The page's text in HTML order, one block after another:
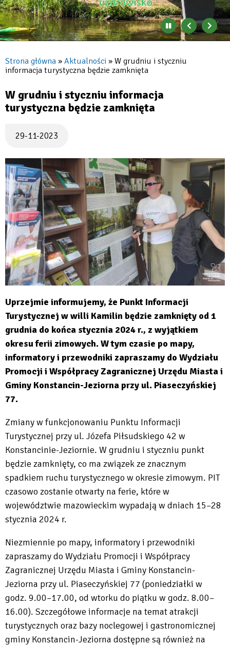
Zatrzymaj
automatyczne
się
banerów
Poprzedni
bannerbaner
Ścieżka
Strona główna Aktualności
W grudniu i styczniu
informacja turystyczna będzie zamknięta
W grudniu i styczniu informacja
turystyczna będzie zamknięta
29-11-2023
Uprzejmie informujemy, że Punkt Informacji
Turystycznej w willi Kamilin będzie zamknięty od 1
grudnia do końca stycznia 2024 r., z wyjątkiem
okresu ferii zimowych. W tym czasie po mapy,
informatory i przewodniki zapraszamy do Wydziału
Promocji i Współpracy Zagranicznej Urzędu Miasta i
Gminy Konstancin-Jeziorna przy ul. Piaseczyńskiej
77.
Zmiany w funkcjonowaniu Punktu Informacji
Turystycznej przy ul. Józefa Piłsudskiego 42 w
Konstancinie-Jeziornie. W grudniu i styczniu punkt
będzie zamknięty, co ma związek ze znacznym
spadkiem ruchu turystycznego w okresie zimowym. PIT
czasowo zostanie otwarty na ferie, które w
województwie mazowieckim wypadają w dniach 15–28
stycznia 2024 r.
Niezmiennie po mapy, informatory i przewodniki
zapraszamy do Wydziału Promocji i Współpracy
Zagranicznej Urzędu Miasta i Gminy Konstancin-
Jeziorna przy ul. Piaseczyńskiej 77 (poniedziałki w
godz. 9.00–17.00, od wtorku do piątku w godz. 8.00–
16.00). Szczegółowe informacje na temat atrakcji
turystycznych oraz bazy noclegowej i gastronomicznej
gminy Konstancin-Jeziorna dostępne są również na